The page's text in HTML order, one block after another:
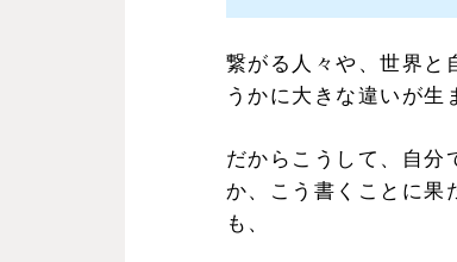
繋がる人々や、世界と
うかに大きな違いが生
だからこうして、自分
か、こう書くことに果
も、